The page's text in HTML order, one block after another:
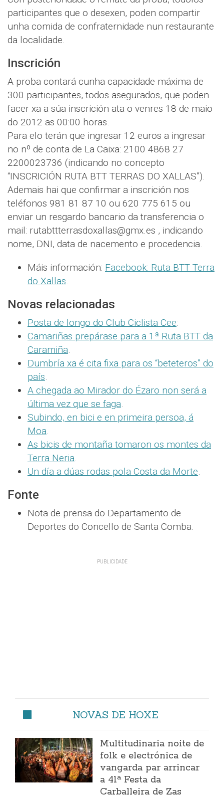
participantes que o desexen, poden compartir
unha comida de confraternidade nun restaurante
da localidade.
Inscrición
A proba contará cunha capacidade máxima de
300 participantes, todos asegurados, que poden
facer xa a súa inscrición ata o venres 18 de maio
do 2012 as 00:00 horas.
Para elo terán que ingresar 12 euros a ingresar
no nº de conta de La Caixa: 2100 4868 27
2200023736 (indicando no concepto
“INSCRICIÓN RUTA BTT TERRAS DO XALLAS”).
Ademais hai que confirmar a inscrición nos
teléfonos 981 81 87 10 ou 620 775 615 ou
enviar un resgardo bancario da transferencia o
mail: rutabttterrasdoxallas@gmx.es , indicando
nome, DNI, data de nacemento e procedencia.
Máis información: Facebook: Ruta BTT Terra
do Xallas.
Novas relacionadas
Posta de longo do Club Ciclista Cee:
Camariñas prepárase para a 1ª Ruta BTT da
Caramiña.
Dumbría xa é cita fixa para os “beteteros” do
país.
A chegada ao Mirador do Ézaro non será a
última vez que se faga.
Subindo, en bici e en primeira persoa, á
Moa.
As bicis de montaña tomaron os montes da
Terra Neria.
Un día a dúas rodas pola Costa da Morte.
Fonte
Nota de prensa do Departamento de
Deportes do Concello de Santa Comba.
NOVAS DE HOXE
Multitudinaria noite de
folk e electrónica de
vangarda par arrincar
a 41ª Festa da
Carballeira de Zas